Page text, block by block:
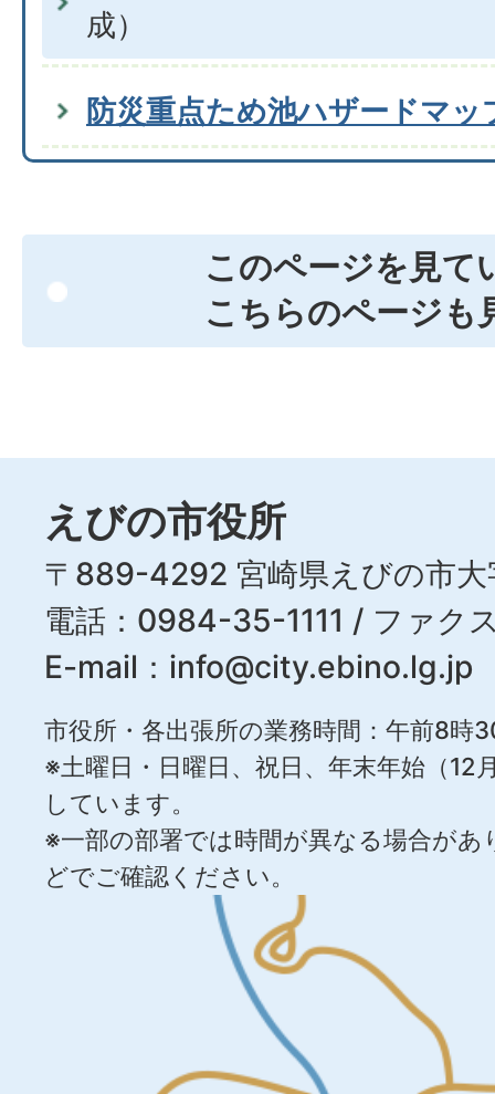
成）
防災重点ため池ハザードマッ
このページを見て
こちらのページも
えびの市役所
〒889-4292 宮崎県えびの市大
電話：0984-35-1111 / ファ
E-mail： info@city.ebino.lg.jp
市役所・各出張所の業務時間：午前8時
※土曜日・日曜日、祝日、年末年始（12
しています。
※一部の部署では時間が異なる場合が
どでご確認ください。